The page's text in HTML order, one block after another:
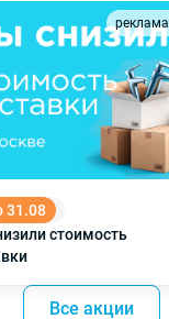
реклама
31.08
стоимость
Все акции